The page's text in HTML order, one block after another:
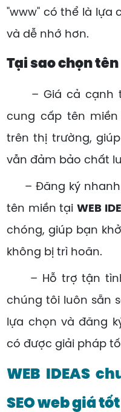
"www" có thể là lựa
và dễ nhớ hơn.
Tại sao chọn tên
– Giá cả cạnh
cung cấp tên
trên thị trường,
vẫn đảm bảo chất
– Đăng ký nhanh
tên miền tạiWEB
chóng, giúp bạn
không bị trì hoãn.
– Hỗ trợ tận
chúng tôi luôn sẵn
lựa chọn và đăng
có được giải pháp
WEB IDEAS
SEO web giá